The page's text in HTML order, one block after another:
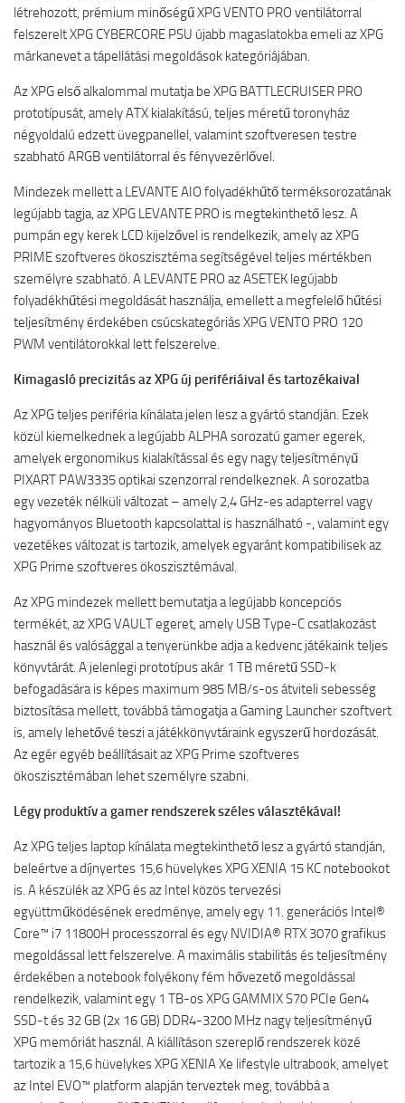
létrehozott, prémium minőségű XPG VENTO PRO ventilátorral
felszerelt XPG CYBERCORE PSU újabb magaslatokba emeli az XPG
márkanevet a tápellátási megoldások kategóriájában.
Az XPG első alkalommal mutatja be XPG BATTLECRUISER PRO
prototípusát, amely ATX kialakítású, teljes méretű toronyház
négyoldalú edzett üvegpanellel, valamint szoftveresen testre
szabható ARGB ventilátorral és fényvezérlővel.
Mindezek mellett a LEVANTE AIO folyadékhűtő terméksorozatának
legújabb tagja, az XPG LEVANTE PRO is megtekinthető lesz. A
pumpán egy kerek LCD kijelzővel is rendelkezik, amely az XPG
PRIME szoftveres ökoszisztéma segítségével teljes mértékben
személyre szabható. A LEVANTE PRO az ASETEK legújabb
folyadékhűtési megoldását használja, emellett a megfelelő hűtési
teljesítmény érdekében csúcskategóriás XPG VENTO PRO 120
PWM ventilátorokkal lett felszerelve.
Kimagasló precizitás az XPG új perifériáival és tartozékaival
Az XPG teljes periféria kínálata jelen lesz a gyártó standján. Ezek
közül kiemelkednek a legújabb ALPHA sorozatú gamer egerek,
amelyek ergonomikus kialakítással és egy nagy teljesítményű
PIXART PAW3335 optikai szenzorral rendelkeznek. A sorozatba
egy vezeték nélküli változat – amely 2,4 GHz-es adapterrel vagy
hagyományos Bluetooth kapcsolattal is használható -, valamint egy
vezetékes változat is tartozik, amelyek egyaránt kompatibilisek az
XPG Prime szoftveres ökoszisztémával.
Az XPG mindezek mellett bemutatja a legújabb koncepciós
termékét, az XPG VAULT egeret, amely USB Type-C csatlakozást
használ és valósággal a tenyerünkbe adja a kedvenc játékaink teljes
könyvtárát. A jelenlegi prototípus akár 1 TB méretű SSD-k
befogadására is képes maximum 985 MB/s-os átviteli sebesség
biztosítása mellett, továbbá támogatja a Gaming Launcher szoftvert
is, amely lehetővé teszi a játékkönyvtáraink egyszerű hordozását.
Az egér egyéb beállításait az XPG Prime szoftveres
ökoszisztémában lehet személyre szabni.
Légy produktív a gamer rendszerek széles választékával!
Az XPG teljes laptop kínálata megtekinthető lesz a gyártó standján,
beleértve a díjnyertes 15,6 hüvelykes XPG XENIA 15 KC notebookot
is. A készülék az XPG és az Intel közös tervezési
együttműködésének eredménye, amely egy 11. generációs Intel®
Core™ i7 11800H processzorral és egy NVIDIA® RTX 3070 grafikus
megoldással lett felszerelve. A maximális stabilitás és teljesítmény
érdekében a notebook folyékony fém hővezető megoldással
rendelkezik, valamint egy 1 TB-os XPG GAMMIX S70 PCIe Gen4
SSD-t és 32 GB (2x 16 GB) DDR4-3200 MHz nagy teljesítményű
XPG memóriát használ. A kiállításon szereplő rendszerek közé
tartozik a 15,6 hüvelykes XPG XENIA Xe lifestyle ultrabook, amelyet
az Intel EVO™ platform alapján terveztek meg, továbbá a